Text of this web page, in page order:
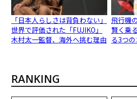
「日本人らしさは背負わない」
世界で評価された「FUJIKO」
木村太一監督、海外へ挑む理由
飛行機
賢く乗
る3つ
RANKING